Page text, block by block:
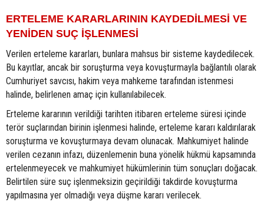
ERTELEME KARARLARININ KAYDEDİLMESİ VE
YENİDEN SUÇ İŞLENMESİ
Verilen erteleme kararları, bunlara mahsus bir sisteme kaydedilecek.
Bu kayıtlar, ancak bir soruşturma veya kovuşturmayla bağlantılı olarak
Cumhuriyet savcısı, hakim veya mahkeme tarafından istenmesi
halinde, belirlenen amaç için kullanılabilecek.
Erteleme kararının verildiği tarihten itibaren erteleme süresi içinde
terör suçlarından birinin işlenmesi halinde, erteleme kararı kaldırılarak
soruşturma ve kovuşturmaya devam olunacak. Mahkumiyet halinde
verilen cezanın infazı, düzenlemenin buna yönelik hükmü kapsamında
ertelenmeyecek ve mahkumiyet hükümlerinin tüm sonuçları doğacak.
Belirtilen süre suç işlenmeksizin geçirildiği takdirde kovuşturma
yapılmasına yer olmadığı veya düşme kararı verilecek.